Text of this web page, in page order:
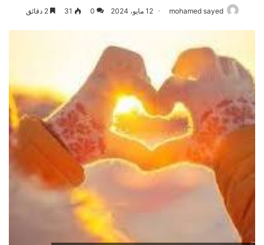
mohamed sayed 12 مايو، 2024 0
31 2 دقائق